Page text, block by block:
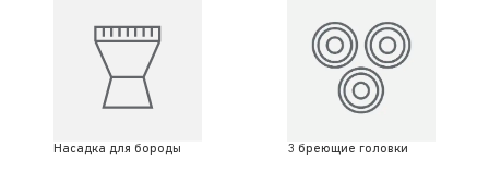
Насадка для бороды 3 бреющие головки